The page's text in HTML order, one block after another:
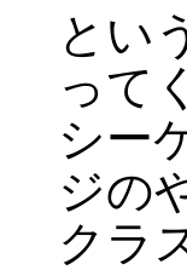
とい
って
シー
ジの
クラ